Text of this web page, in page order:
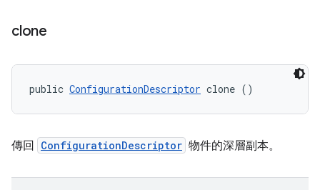
clone
public ConfigurationDescriptor clone ()
傳回 ConfigurationDescriptor 物件的深層副本。